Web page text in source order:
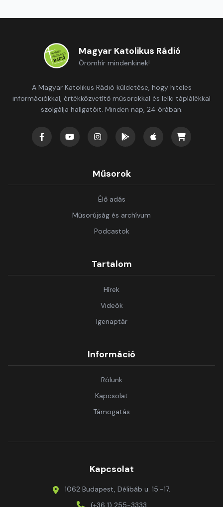
Magyar Katolikus Rádió
Örömhír mindenkinek!
A Magyar Katolikus Rádió küldetése, hogy hiteles
információkkal, értékközvetítő műsorokkal és lelki táplálékkal
szolgálja hallgatóit. Minden nap, 24 órában.
Műsorok
Élő adás
Műsorújság és archívum
Podcastok
Tartalom
Hírek
Videók
Igenaptár
Információ
Rólunk
Kapcsolat
Támogatás
Kapcsolat
1062 Budapest, Délibáb u. 15.-17.
(+36 1) 255-3333